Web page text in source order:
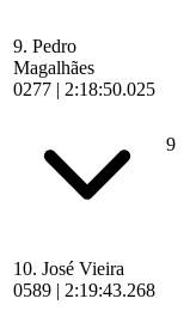
9. Pedro
Magalhães
0277 | 2:18:50.025
9
10. José Vieira
0589 | 2:19:43.268